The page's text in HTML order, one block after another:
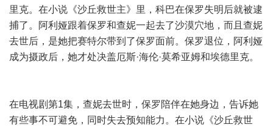
里克。在小说《沙丘救世主》里，科巴在保罗失明后就被逮
捕了。阿利娅跟着保罗和查妮一起去了沙漠穴地，而且查妮
去世后，是她把赛特尔带到了保罗面前。保罗退位，阿利娅
成为摄政后，她才处决盖厄斯·海伦·莫希亚姆和埃德里克。
在电视剧第1集，查妮去世时，保罗陪伴在她身边，告诉她
有些事不可避免，同时失去预知能力。在小说《沙丘救世